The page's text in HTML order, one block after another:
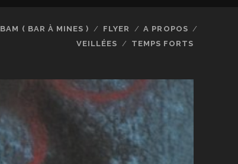
BAM ( BAR À MINES ) FLYER
A PROPOS
VEILLÉES
TEMPS FORTS